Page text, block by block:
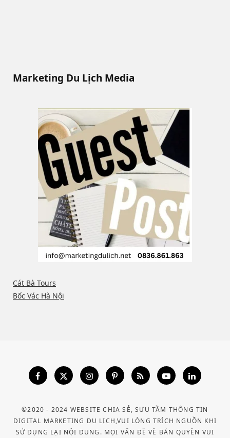
Marketing Du Lịch Media
Cát Bà Tours
Bốc Vác Hà Nội
©2020 - 2024 WEBSITE CHIA SẺ, SƯU TẦM THÔNG TIN
DIGITAL MARKETING DU LỊCH,VUI LÒNG TRÍCH NGUỒN KHI
SỬ DỤNG LẠI NỘI DUNG. MỌI VẤN ĐỀ VỀ BẢN QUYỀN VUI